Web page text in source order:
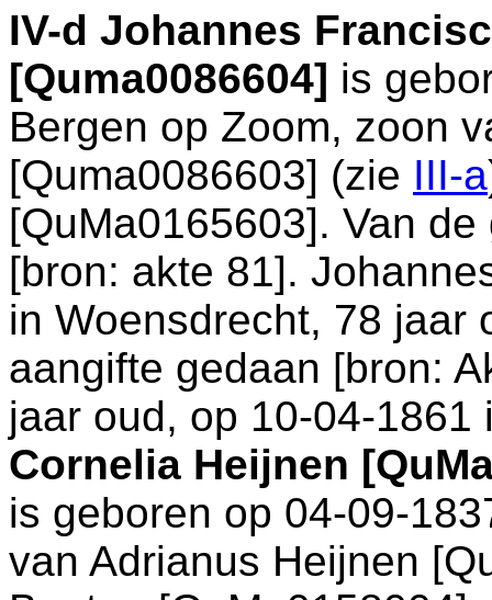
IV-d Johannes
[Quma0086604] is
Bergen op Zoom, zoon
[Quma0086603] (zie III-a
[QuMa0165603]. Van
[bron: akte 81].
in Woensdrecht, 78 jaar
aangifte gedaan [bron:
jaar oud, op 10-04-
Cornelia Heijnen
is geboren op 04-09-
van Adrianus Heijnen